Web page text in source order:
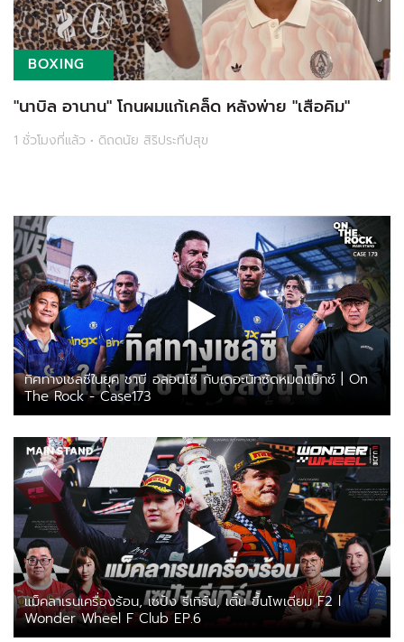
BOXING
"นาบิล อานาน" โกนผมแก้เคล็ด หลังพ่าย "เสือคิม"
1 ชั่วโมงที่แล้ว • ดิถดนัย สิริประทีปสุข
ทิศทางเชลซีในยุค ชาบี อลอนโซ่ กับเดอะนัทซัดหมดแม็กซ์ | On
The Rock - Case173
แม็คลาเรนเครื่องร้อน, เซปัง รีเทิร์น, เติ้น ขึ้นโพเดียม F2 l
Wonder Wheel F Club EP.6